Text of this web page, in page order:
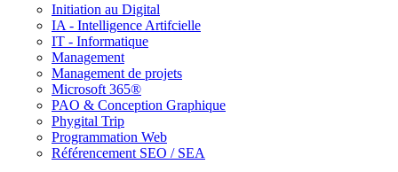
Initiation au Digital
IA - Intelligence Artifcielle
IT - Informatique
Management
Management de projets
Microsoft 365®
PAO & Conception Graphique
Phygital Trip
Programmation Web
Référencement SEO / SEA